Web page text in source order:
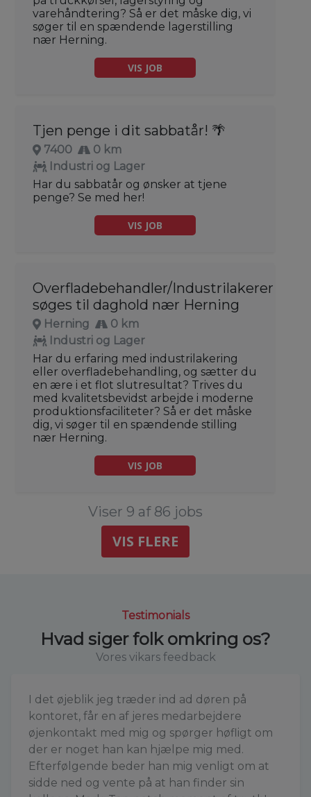
varehåndtering? Så er det måske dig, vi
søger til en spændende lagerstilling
nær Herning.
VIS JOB
Tjen penge i dit sabbatår! 🌴
7400
0 km
Industri og Lager
Har du sabbatår og ønsker at tjene
penge? Se med her!
VIS JOB
Overfladebehandler/Industrilakerer
søges til daghold nær Herning
Herning
0 km
Industri og Lager
Har du erfaring med industrilakering
eller overfladebehandling, og sætter du
en ære i et flot slutresultat? Trives du
med kvalitetsbevidst arbejde i moderne
produktionsfaciliteter? Så er det måske
dig, vi søger til en spændende stilling
nær Herning.
VIS JOB
Viser 9 af 86 jobs
VIS FLERE
Testimonials
Hvad siger folk omkring os?
Vores vikars feedback
I det øjeblik jeg træder ind ad døren på
kontoret, får en af jeres medarbejdere
øjenkontakt med mig og spørger høfligt om
der er noget han kan hjælpe mig med.
Efterfølgende beder han mig venligt om at
sidde ned og vente på at han finder sin